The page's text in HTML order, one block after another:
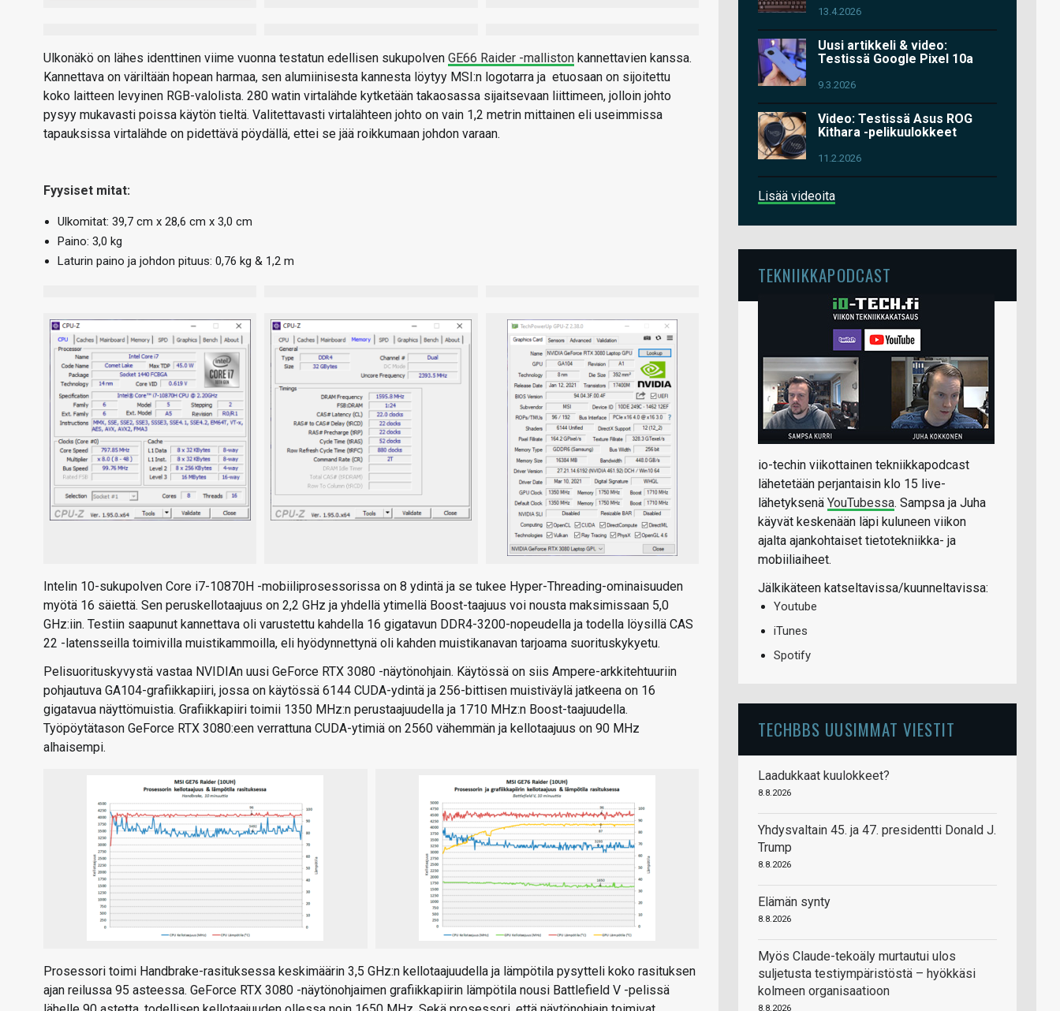
Ulkonäkö on lähes identtinen viime vuonna testatun edellisen sukupolven GE66 Raider -malliston kannettavien kanssa.
Kannettava on väriltään hopean harmaa, sen alumiinisesta kannesta löytyy MSI:n logotarra ja etuosaan on sijoitettu
koko laitteen levyinen RGB-valolista. 280 watin virtalähde kytketään takaosassa sijaitsevaan liittimeen, jolloin johto
pysyy mukavasti poissa käytön tieltä. Valitettavasti virtalähteen johto on vain 1,2 metrin mittainen eli useimmissa
tapauksissa virtalähde on pidettävä pöydällä, ettei se jää roikkumaan johdon varaan.
Fyysiset mitat:
Ulkomitat: 39,7 cm x 28,6 cm x 3,0 cm
Paino: 3,0 kg
Laturin paino ja johdon pituus: 0,76 kg & 1,2 m
Intelin 10-sukupolven Core i7-10870H -mobiiliprosessorissa on 8 ydintä ja se tukee Hyper-Threading-ominaisuuden
myötä 16 säiettä. Sen peruskellotaajuus on 2,2 GHz ja yhdellä ytimellä Boost-taajuus voi nousta maksimissaan 5,0
GHz:iin. Testiin saapunut kannettava oli varustettu kahdella 16 gigatavun DDR4-3200-nopeudella ja todella löysillä CAS
22 -latensseilla toimivilla muistikammoilla, eli hyödynnettynä oli kahden muistikanavan tarjoama suorituskykyetu.
Pelisuorituskyvystä vastaa NVIDIAn uusi GeForce RTX 3080 -näytönohjain. Käytössä on siis Ampere-arkkitehtuuriin
pohjautuva GA104-grafiikkapiiri, jossa on käytössä 6144 CUDA-ydintä ja 256-bittisen muistiväylä jatkeena on 16
gigatavua näyttömuistia. Grafiikkapiiri toimii 1350 MHz:n perustaajuudella ja 1710 MHz:n Boost-taajuudella.
Työpöytätason GeForce RTX 3080:een verrattuna CUDA-ytimiä on 2560 vähemmän ja kellotaajuus on 90 MHz
alhaisempi.
Prosessori toimi Handbrake-rasituksessa keskimäärin 3,5 GHz:n kellotaajuudella ja lämpötila pysytteli koko rasituksen
ajan reilussa 95 asteessa. GeForce RTX 3080 -näytönohjaimen grafiikkapiirin lämpötila nousi Battlefield V -pelissä
13.4.2026
Uusi artikkeli & video:
Testissä Google Pixel 10a
9.3.2026
Video: Testissä Asus ROG
Kithara -pelikuulokkeet
11.2.2026
Lisää videoita
TEKNIIKKAPODCAST
io-techin viikottainen tekniikkapodcast
lähetetään perjantaisin klo 15 live-
lähetyksenä YouTubessa. Sampsa ja Juha
käyvät keskenään läpi kuluneen viikon
ajalta ajankohtaiset tietotekniikka- ja
mobiiliaiheet.
Jälkikäteen katseltavissa/kuunneltavissa:
Youtube
iTunes
Spotify
TECHBBS UUSIMMAT VIESTIT
Laadukkaat kuulokkeet?
8.8.2026
Yhdysvaltain 45. ja 47. presidentti Donald J.
Trump
8.8.2026
Elämän synty
8.8.2026
Myös Claude-tekoäly murtautui ulos
suljetusta testiympäristöstä – hyökkäsi
kolmeen organisaatioon
8.8.2026